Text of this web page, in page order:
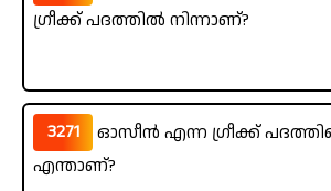
ഗ്രീക്ക് പദത്തിൽ നിന്നാണ്?
3271
ഓസീൻ എന്ന ഗ്രീക്ക്
എന്താണ്?